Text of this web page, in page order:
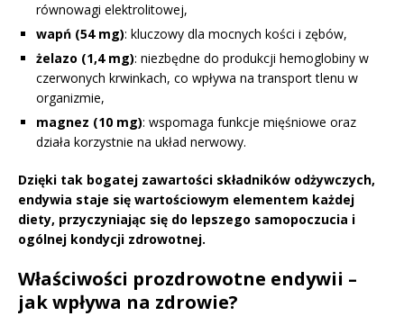
równowagi elektrolitowej,
wapń (54 mg): kluczowy dla mocnych kości i zębów,
żelazo (1,4 mg): niezbędne do produkcji hemoglobiny w
czerwonych krwinkach, co wpływa na transport tlenu w
organizmie,
magnez (10 mg): wspomaga funkcje mięśniowe oraz
działa korzystnie na układ nerwowy.
Dzięki tak bogatej zawartości składników odżywczych,
endywia staje się wartościowym elementem każdej
diety, przyczyniając się do lepszego samopoczucia i
ogólnej kondycji zdrowotnej.
Właściwości prozdrowotne endywii –
jak wpływa na zdrowie?